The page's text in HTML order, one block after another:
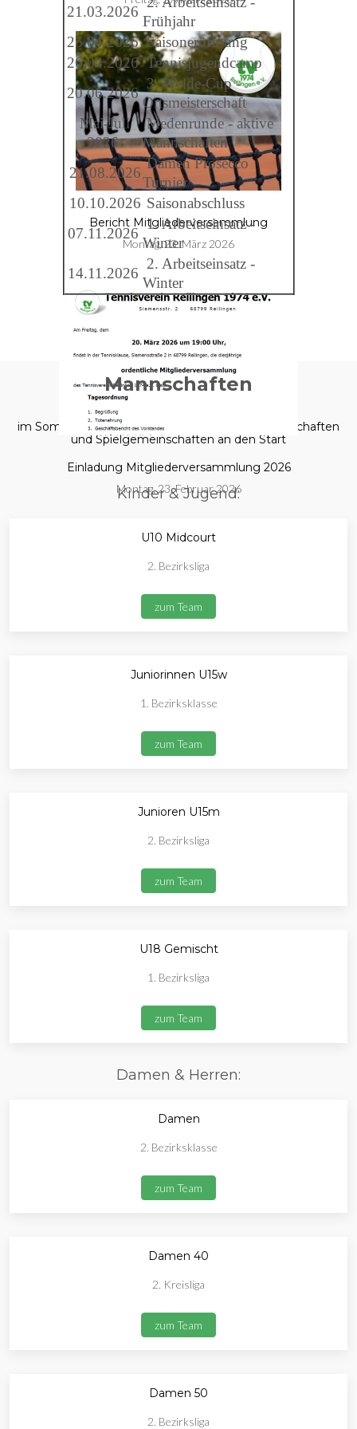
Bericht Mitgliederversammlung
Montag, 23. März 2026
Einladung Mitgliederversammlung 2026
Montag, 23. Februar 2026
21.03.2026
Frühjahr
25.04.2026 Saisoneröffnung
26.04.2026 Tennisjugendcamp
20.06.2026
3. Welde-Cup -
Ortsmeisterschaft
Mai-Juli
2026
Medenrunde - aktive
Mannschaften
21.08.2026
Damen Prosecco
Turnier
10.10.2026 Saisonabschluss
07.11.2026
1. Arbeitseinsatz -
Winter
14.11.2026
2. Arbeitseinsatz -
Winter
Mannschaften
im Sommer 2025 gehen wir mit folgenden Mannschaften
und Spielgemeinschaften an den Start
Kinder & Jugend:
U10 Midcourt
2. Bezirksliga
zum Team
Juniorinnen U15w
1. Bezirksklasse
zum Team
Junioren U15m
2. Bezirksliga
zum Team
U18 Gemischt
1. Bezirksliga
zum Team
Damen & Herren:
Damen
2. Bezirksklasse
zum Team
Damen 40
2. Kreisliga
zum Team
Damen 50
2. Bezirksliga